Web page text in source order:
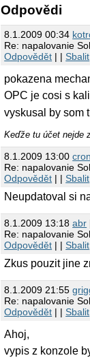
Odpovědi
8.1.2009 00:34
Re: napalovanie
Odpovědět | |Sbalit
pokazena
OPC je cosi s
vyskusal by som
Keďže tu účet nejde
8.1.2009 13:00
Re: napalovanie
Odpovědět | |Sbalit
Neupdatoval si
8.1.2009 13:18abr
Re: napalovanie
Odpovědět | |Sbalit
Zkus pouzit jine
8.1.2009 21:55
Re: napalovanie
Odpovědět | |Sbalit
Ahoj,
vypis z konzole